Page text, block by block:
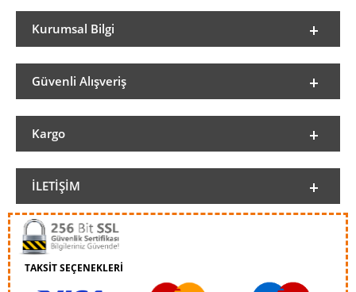
Kurumsal Bilgi
Güvenli Alışveriş
Kargo
İLETIŞIM
TAKSİT SEÇENEKLERİ